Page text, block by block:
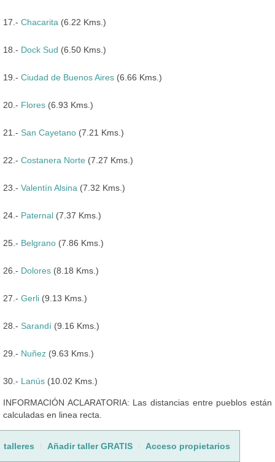
17.- Chacarita (6.22 Kms.)
18.- Dock Sud (6.50 Kms.)
19.- Ciudad de Buenos Aires (6.66 Kms.)
20.- Flores (6.93 Kms.)
21.- San Cayetano (7.21 Kms.)
22.- Costanera Norte (7.27 Kms.)
23.- Valentín Alsina (7.32 Kms.)
24.- Paternal (7.37 Kms.)
25.- Belgrano (7.86 Kms.)
26.- Dolores (8.18 Kms.)
27.- Gerli (9.13 Kms.)
28.- Sarandí (9.16 Kms.)
29.- Nuñez (9.63 Kms.)
30.- Lanús (10.02 Kms.)
INFORMACIÓN ACLARATORIA: Las distancias entre pueblos están
calculadas en linea recta.
talleres Añadir taller GRATIS Acceso propietarios